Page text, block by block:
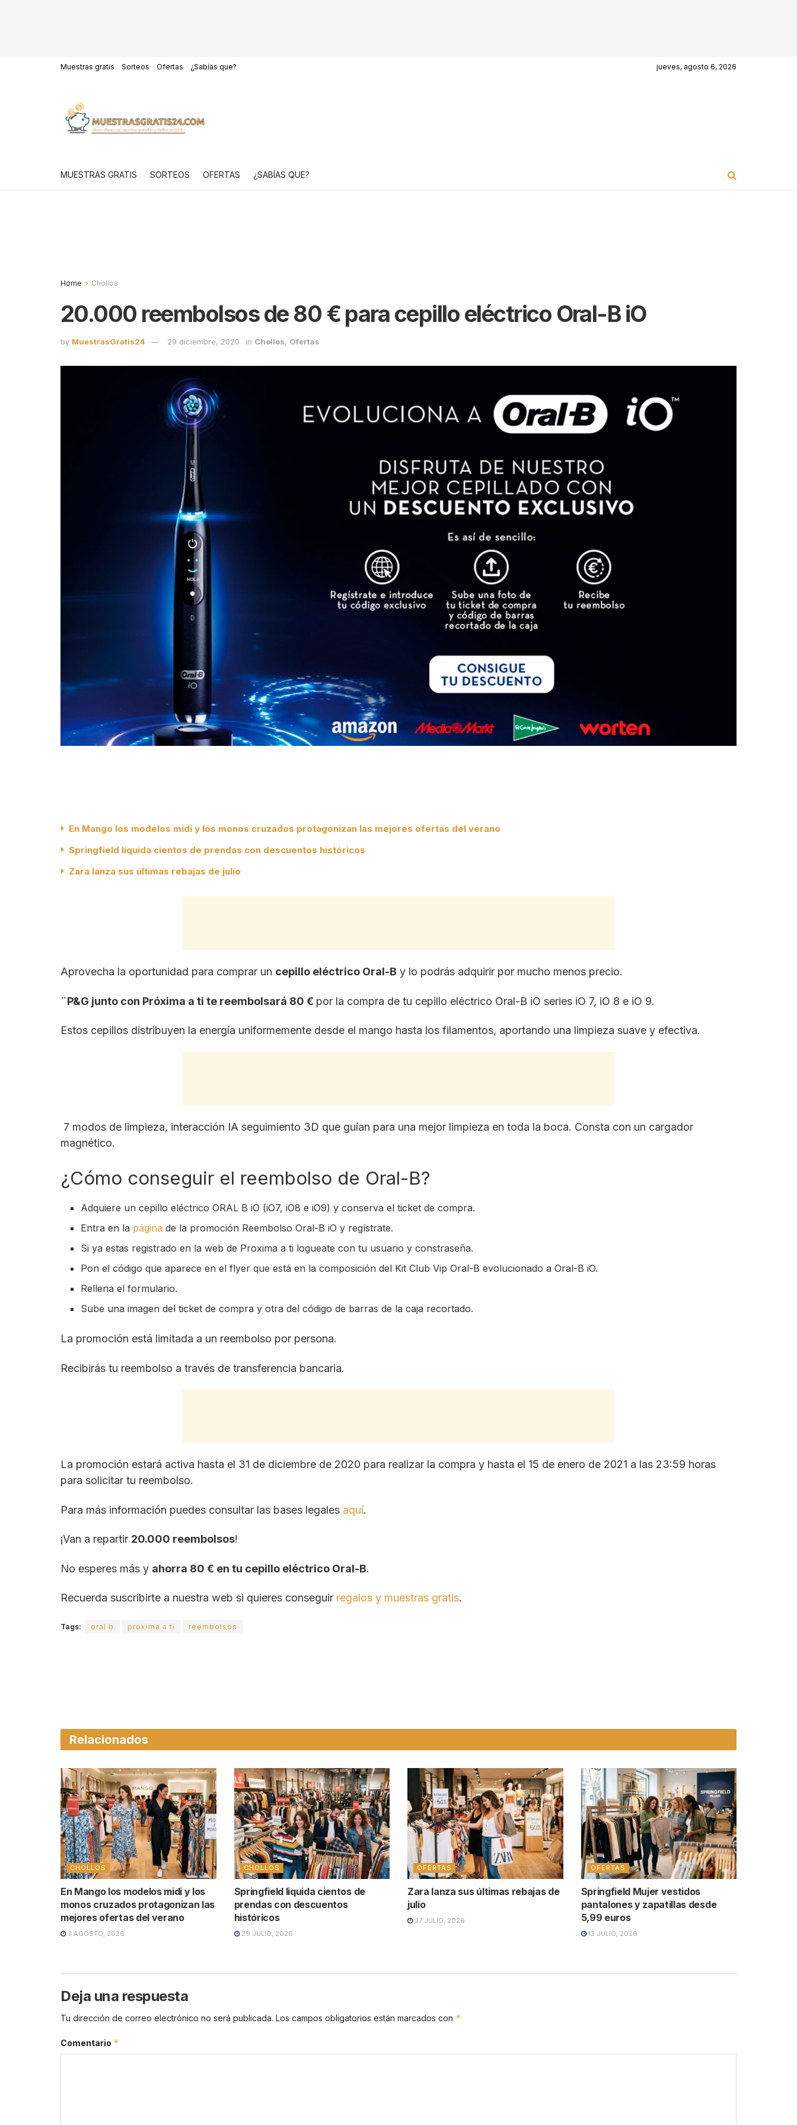
Muestras gratis Sorteos Ofertas ¿Sabías que? jueves, agosto 6, 2026
MUESTRAS GRATIS SORTEOS OFERTAS ¿SABÍAS QUE?
Home Chollos
20.000 reembolsos de 80 € para cepillo eléctrico Oral-B iO
by MuestrasGratis24 29 diciembre, 2020 in Chollos, Ofertas
En Mango los modelos midi y los monos cruzados protagonizan las mejores ofertas del verano
Springfield liquida cientos de prendas con descuentos históricos
Zara lanza sus últimas rebajas de julio
Aprovecha la oportunidad para comprar un cepillo eléctrico Oral-B y lo podrás adquirir por mucho menos precio.
¨P&G junto con Próxima a ti te reembolsará 80 € por la compra de tu cepillo eléctrico Oral-B iO series iO 7, iO 8 e iO 9.
Estos cepillos distribuyen la energía uniformemente desde el mango hasta los filamentos, aportando una limpieza suave y efectiva.
7 modos de limpieza, interacción IA seguimiento 3D que guían para una mejor limpieza en toda la boca. Consta con un cargador
magnético.
¿Cómo conseguir el reembolso de Oral-B?
Adquiere un cepillo eléctrico ORAL B iO (iO7, iO8 e iO9) y conserva el ticket de compra.
Entra en la página de la promoción Reembolso Oral-B iO y regístrate.
Si ya estas registrado en la web de Proxima a ti logueate con tu usuario y constraseña.
Pon el código que aparece en el flyer que está en la composición del Kit Club Vip Oral-B evolucionado a Oral-B iO.
Rellena el formulario.
Sube una imagen del ticket de compra y otra del código de barras de la caja recortado.
La promoción está limitada a un reembolso por persona.
Recibirás tu reembolso a través de transferencia bancaria.
La promoción estará activa hasta el 31 de diciembre de 2020 para realizar la compra y hasta el 15 de enero de 2021 a las 23:59 horas
para solicitar tu reembolso.
Para más información puedes consultar las bases legales aquí.
¡Van a repartir 20.000 reembolsos!
No esperes más y ahorra 80 € en tu cepillo eléctrico Oral-B.
Recuerda suscribirte a nuestra web si quieres conseguir regalos y muestras gratis.
Tags: oral b proxima a ti reembolsos
Relacionados
CHOLLOS
En Mango los modelos midi y los
monos cruzados protagonizan las
mejores ofertas del verano
3 AGOSTO, 2026
CHOLLOS
Springfield liquida cientos de
prendas con descuentos
históricos
29 JULIO, 2026
OFERTAS
Zara lanza sus últimas rebajas de
julio
27 JULIO, 2026
OFERTAS
Springfield Mujer vestidos
pantalones y zapatillas desde
5,99 euros
13 JULIO, 2026
Deja una respuesta
Tu dirección de correo electrónico no será publicada. Los campos obligatorios están marcados con *
Comentario *